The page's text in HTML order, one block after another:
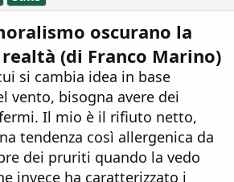
oscurano la
(di Franco Marino)
si cambia idea in base
vento, bisogna avere dei
Il mio è il rifiuto netto,
tendenza così allergenica da
dei pruriti quando la vedo
invece ha caratterizzato i